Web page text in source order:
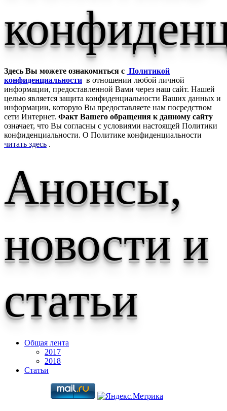
Здесь Вы можете ознакомиться с Политикой
конфиденциальности в отношении любой личной
информации, предоставленной Вами через наш сайт. Нашей
целью является защита конфиденциальности Ваших данных и
информации, которую Вы предоставляете нам посредством
сети Интернет. Факт Вашего обращения к данному сайту
означает, что Вы согласны с условиями настоящей Политики
конфиденциальности. О Политике конфиденциальности
читать здесь .
Анонсы,
новости и
статьи
Общая лента
2017
2018
Статьи